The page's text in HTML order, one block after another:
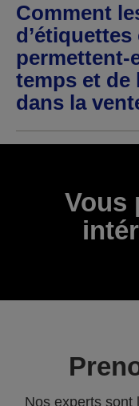
Comment
permettent-
temps et
dans la
Vous
Nos experts sont